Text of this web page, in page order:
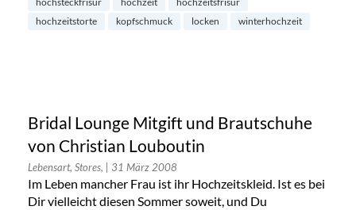
hochzeitstorte
kopfschmuck locken winterhochzeit
Bridal Lounge Mitgift und Brautschuhe
von Christian Louboutin
Lebensart, Stores, | 31 März 2008
Im Leben mancher Frau ist ihr Hochzeitskleid. Ist es bei
Dir vielleicht diesen Sommer soweit, und Du